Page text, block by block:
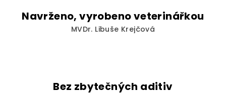
Navrženo, vyrobeno veterinářkou
MVDr. Libuše Krejčová
Bez zbytečných aditiv